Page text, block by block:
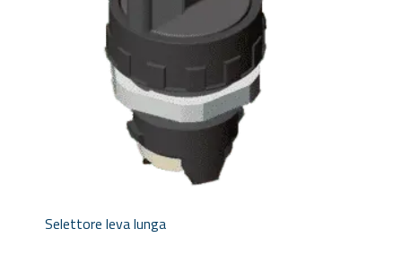
Selettore leva lunga